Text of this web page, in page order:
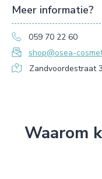
Meer informatie?
059 70 22 60
shop@osea-
Zandvoordestraat
Waarom